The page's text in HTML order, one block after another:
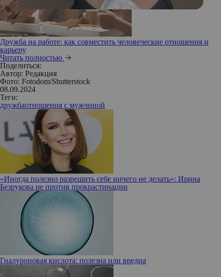
Дружба на работе: как совместить человеческие отношения и
карьеру
Читать полностью
Поделиться:
Автор: Редакция
Фото: Fotodom/Shutterstock
08.09.2024
Теги:
дружбаотношения с мужчиной
«Иногда полезно разрешить себе ничего не делать»: Ирина
Безрукова не против прокрастинации
Гиалуроновая кислота: полезна или вредна